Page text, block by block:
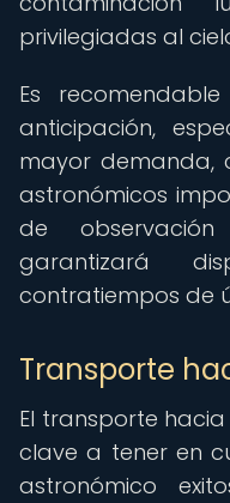
privilegiadas al
Es
anticipación,
mayor demanda,
astronómicos
de
garantizará
contratiempos de
Transporte
El transporte
clave a tener en
astronómico